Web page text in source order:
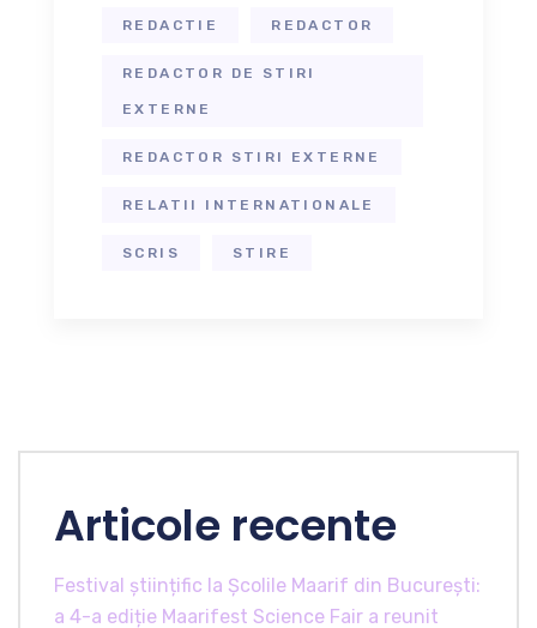
REDACTIE REDACTOR
REDACTOR DE STIRI
EXTERNE
REDACTOR STIRI EXTERNE
RELATII INTERNATIONALE
SCRIS STIRE
Articole recente
Festival științific la Școlile Maarif din București:
a 4-a ediție Maarifest Science Fair a reunit